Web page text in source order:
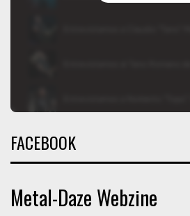
FACEBOOK
Metal-Daze Webzine